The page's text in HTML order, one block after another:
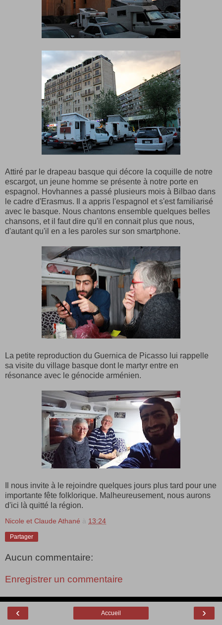
Attiré par le drapeau basque qui décore la coquille de notre
escargot, un jeune homme se présente à notre porte en
espagnol. Hovhannes a passé plusieurs mois à Bilbao dans
le cadre d'Erasmus. Il a appris l'espagnol et s'est familiarisé
avec le basque. Nous chantons ensemble quelques belles
chansons, et il faut dire qu'il en connait plus que nous,
d'autant qu'il en a les paroles sur son smartphone.
La petite reproduction du Guernica de Picasso lui rappelle
sa visite du village basque dont le martyr entre en
résonance avec le génocide arménien.
Il nous invite à le rejoindre quelques jours plus tard pour une
importante fête folklorique. Malheureusement, nous aurons
d'ici là quitté la région.
Nicole et Claude Athané à 13:24
Partager
Aucun commentaire:
Enregistrer un commentaire
‹ ›
Accueil